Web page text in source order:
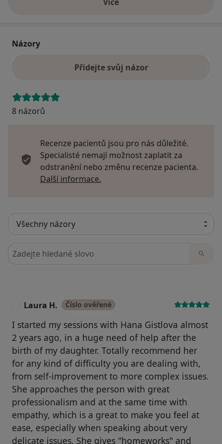
o adrese
Názory
Přidejte svůj názor
8 názorů
Recenze pacientů jsou pro nás důležité.
Specialisté nemají možnost zaplatit za
odstranění nebo změnu recenze pacienta.
Další informace.
Hledejte v názorech
Laura H. Číslo ověřené
I started my sessions with Hana Gistlova almost
2 years ago, in a huge need of help after the
birth of my daughter. Totally recommend her
for any kind of difficulty you are dealing with,
from self-improvement to more complex issues.
She approaches the person with great
professionalism and at the same time with
empathy, which is a great to make you feel at
ease, especially when speaking about very
delicate issues. She gives "homeworks" and